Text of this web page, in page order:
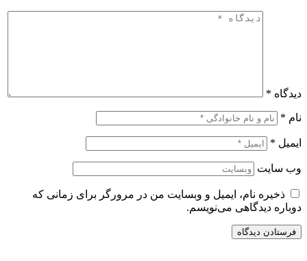
دیدگاه *
نام *
ایمیل *
وب‌ سایت
ذخیره نام، ایمیل و وبسایت من در مرورگر برای زمانی که
دوباره دیدگاهی می‌نویسم.